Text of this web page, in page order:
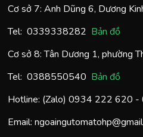
Cơ sở 7: Anh Dũng 6, Dương
Tel: 0339338282 Bản đồ
Cơ sở 8: Tân Dương 1, phường
Tel: 0388550540 Bản đồ
Hotline: (Zalo) 0934 222 620 -
Email: